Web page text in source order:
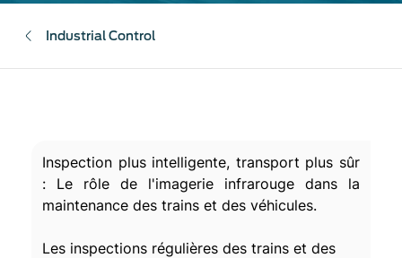
Industrial Control
Inspection plus intelligente, transport plus sûr
: Le rôle de l'imagerie infrarouge dans la
maintenance des trains et des véhicules.
Les inspections régulières des trains et des